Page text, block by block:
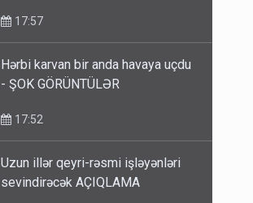
17:57
Hərbi karvan bir anda havaya uçdu
- ŞOK GÖRÜNTÜLƏR
17:52
Uzun illər qeyri-rəsmi işləyənləri
sevindirəcək AÇIQLAMA